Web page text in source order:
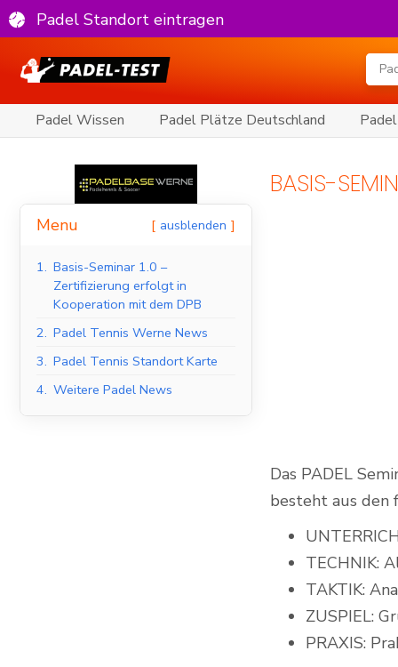
Padel Standort eintragen
Padel Wissen Padel Plätze Deutschland
Menu ausblenden
1. Basis-Seminar 1.0 –
Zertifizierung erfolgt in
Kooperation mit dem DPB
2. Padel Tennis Werne News
3. Padel Tennis Standort Karte
4. Weitere Padel News
BASIS-
Das PADEL
besteht aus den
TECHNIK:
TAKTIK:
ZUSPIEL:
PRAXIS: